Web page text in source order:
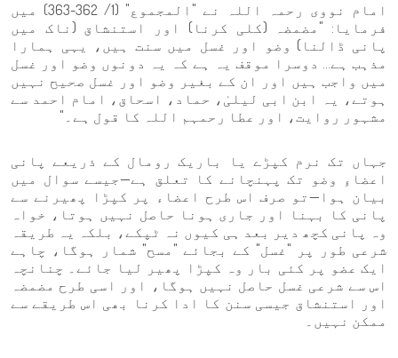
امام نووی رحمہ اللہ نے "المجموع" (1/ 362-363) میں
فرمایا: "مضمضہ (کلی کرنا) اور استنشاق (ناک میں
پانی ڈالنا) وضو اور غسل میں سنت ہیں، یہی ہمارا
مذہب ہے... دوسرا موقف یہ ہے کہ یہ دونوں وضو اور غسل
میں واجب ہیں اور ان کے بغیر وضو اور غسل صحیح نہیں
ہوتے، یہ ابن ابی لیلیٰ، حماد، اسحاق، امام احمد سے
مشہور روایت، اور عطا رحمہم اللہ کا قول ہے۔"
جہاں تک نرم کپڑے یا باریک رومال کے ذریعے پانی
اعضاءِ وضو تک پہنچانے کا تعلق ہے—جیسے سوال میں
بیان ہوا—تو صرف اس طرح اعضاء پر کپڑا پھیرنے سے
پانی کا بہنا اور جاری ہونا حاصل نہیں ہوتا، خواہ
وہ پانی کچھ دیر بعد ہی کیوں نہ ٹپکے، بلکہ یہ طریقہ
شرعی طور پر "غسل" کے بجائے "مسح" شمار ہوگا، چاہے
ایک عضو پر کئی بار وہ کپڑا پھیر لیا جائے۔ چنانچہ
اس سے شرعی غسل حاصل نہیں ہوگا، اور اسی طرح مضمضہ
اور استنشاق جیسی سنن کا ادا کرنا بھی اس طریقے سے
ممکن نہیں۔